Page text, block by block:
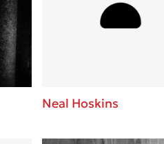
για chicken BBQ pizza
Πετρετζίκη!
μπορείς να διαβάσεις σε
τα παιδιά: Η ανάγκη μας για
σύγκρουση με τη
βιβλίο που λίγοι έχουν
Neal Hoskins